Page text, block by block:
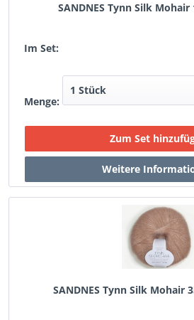
SANDNES Tynn Silk Mohair
Im Set:
Menge:
SANDNES Tynn Silk Mohair